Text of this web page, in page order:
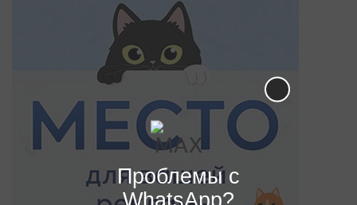
Проблемы с
WhatsApp?